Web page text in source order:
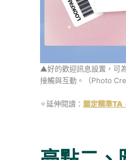
▲好的歡迎訊息設置，可
接觸與互動。（Photo
✧延伸閱讀： 鎖定精準TA